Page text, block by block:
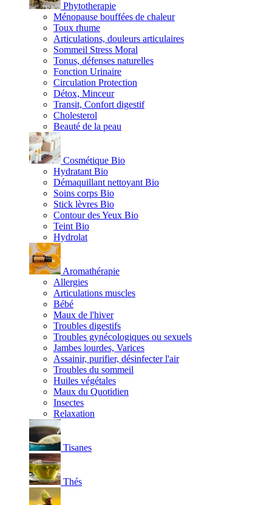
Phytotherapie
Ménopause bouffées de chaleur
Toux rhume
Articulations, douleurs articulaires
Sommeil Stress Moral
Tonus, défenses naturelles
Fonction Urinaire
Circulation Protection
Détox, Minceur
Transit, Confort digestif
Cholesterol
Beauté de la peau
Cosmétique Bio
Hydratant Bio
Démaquillant nettoyant Bio
Soins corps Bio
Stick lèvres Bio
Contour des Yeux Bio
Teint Bio
Hydrolat
Aromathérapie
Allergies
Articulations muscles
Bébé
Maux de l'hiver
Troubles digestifs
Troubles gynécologiques ou sexuels
Jambes lourdes, Varices
Assainir, purifier, désinfecter l'air
Troubles du sommeil
Huiles végétales
Maux du Quotidien
Insectes
Relaxation
Tisanes
Thés